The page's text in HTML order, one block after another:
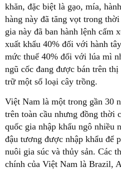
khăn, đặc biệt là gạo, mía,
hàng này đã tăng vọt trong
gia này đã ban hành lệnh cấm
xuất khẩu 40% đối với hành
mức thuế 40% đối với lúa mì
ngũ cốc đang được bán trên
trữ một số loại cây trồng.
Việt Nam là một trong gần 30
trên toàn cầu nhưng đồng thời
quốc gia nhập khẩu ngô nhiều
đậu tương được nhập khẩu để
nuôi gia súc và thủy sản. Các
chính của Việt Nam là Brazil,